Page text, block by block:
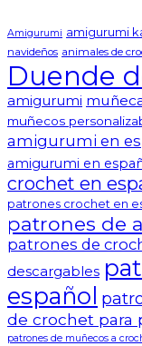
Amigurumi amigurumi
navideños animales de
Duende
amigurumi
muñecos
amigurumi en
amigurumi en
crochet en
patrones crochet en
patrones de
patrones de
descargables
español
de crochet para
patrones de muñecos a